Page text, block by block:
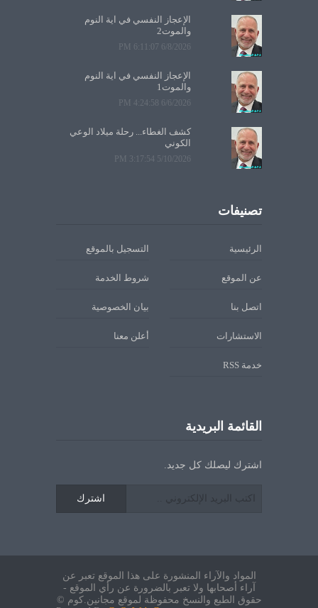
الإعجاز النفسي في آية النوم
والموت2
6/8/2026 6:11:07 PM
الإعجاز النفسي في آية النوم
والموت1
6/6/2026 4:24:58 PM
كشف الغطاء... رحلة ميلاد الوعي
الكوني
5/10/2026 3:17:54 PM
تصنيفات
الرئيسية التسجيل بالموقع
عن الموقع شروط الخدمة
اتصل بنا بيان الخصوصية
الاستشارات أعلن معنا
خدمة RSS
القائمة البريدية
اشترك ليصلك كل جديد.
اشترك
المواد والآراء المنشورة على هذا الموقع تعبر عن
آراء أصحابها ولا تعبر بالضرورة عن رأي الموقع -
حقوق الطبع والنسخ محفوظة لموقع مجانين.كوم ©